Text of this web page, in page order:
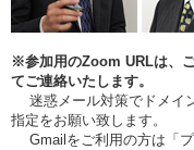
※参加用のZoom URLは、
てご連絡いたします。
迷惑メール対策でドメイ
指定をお願い致します。
Gmailをご利用の方は「プ